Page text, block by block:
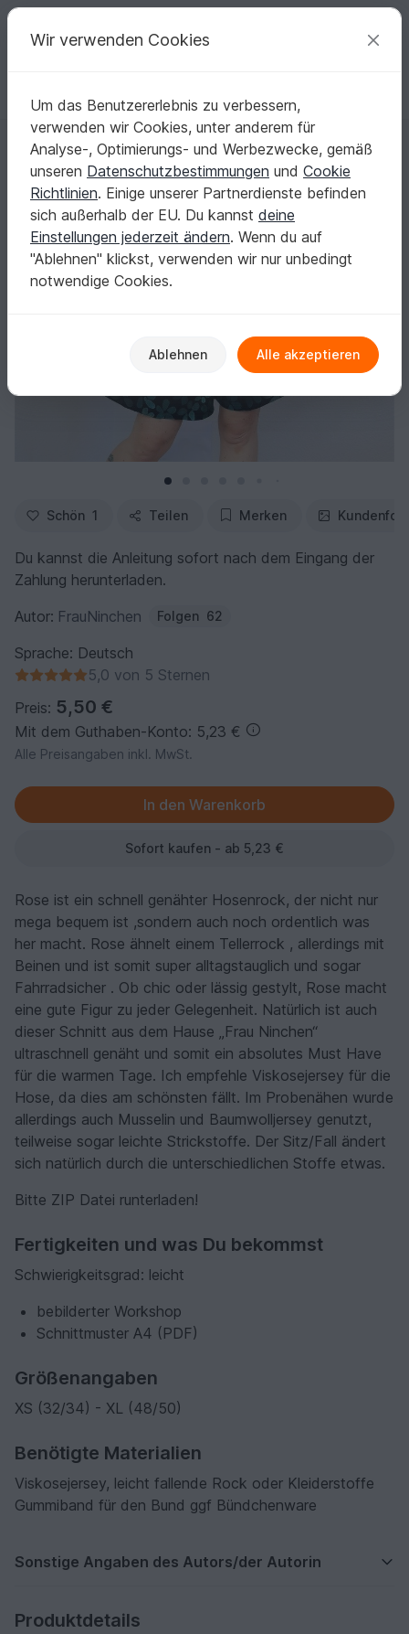
Deine kreativen Ideen
Deutsch | € (EUR) einloggen Kostenlos registrieren
Startseite Nähen Damen Röcke
E-Book Rose XS-XL
E-Book Rose XS-XL
Schön 1 Teilen Merken
Du kannst die Anleitung sofort nach dem Eingang der
Zahlung herunterladen.
Autor: FrauNinchen Folgen 62
Sprache: Deutsch
5,0 von 5 Sternen
Preis: 5,50 €
Mit dem Guthaben-Konto: 5,23 €
Alle Preisangaben inkl. MwSt.
Sofort kaufen - ab 5,23 €
Rose ist ein schnell genähter Hosenrock, der nicht nur
mega bequem ist ,sondern auch noch ordentlich was
her macht. Rose ähnelt einem Tellerrock , allerdings mit
Beinen und ist somit super alltagstauglich und sogar
Fahrradsicher . Ob chic oder lässig gestylt, Rose macht
eine gute Figur zu jeder Gelegenheit. Natürlich ist auch
dieser Schnitt aus dem Hause „Frau Ninchen“
ultraschnell genäht und somit ein absolutes Must Have
für die warmen Tage. Ich empfehle Viskosejersey für die
Hose, da dies am schönsten fällt. Im Probenähen wurde
allerdings auch Musselin und Baumwolljersey genutzt,
teilweise sogar leichte Strickstoffe. Der Sitz/Fall ändert
sich natürlich durch die unterschiedlichen Stoffe etwas.
Bitte ZIP Datei runterladen!
Fertigkeiten und was Du bekommst
Schwierigkeitsgrad: leicht
bebilderter Workshop
Schnittmuster A4 (PDF)
Größenangaben
XS (32/34) - XL (48/50)
Benötigte Materialien
Viskosejersey, leicht fallende Rock oder Kleiderstoffe
Gummiband für den Bund ggf Bündchenware
Sonstige Angaben des Autors/der Autorin
Produktdetails
Wir verwenden Cookies
Um das Benutzererlebnis zu verbessern,
verwenden wir Cookies, unter anderem für
Analyse-, Optimierungs- und Werbezwecke, gemäß
unseren Datenschutzbestimmungen und Cookie
Richtlinien. Einige unserer Partnerdienste befinden
sich außerhalb der EU. Du kannst deine
Einstellungen jederzeit ändern. Wenn du auf
"Ablehnen" klickst, verwenden wir nur unbedingt
notwendige Cookies.
Ablehnen Alle akzeptieren